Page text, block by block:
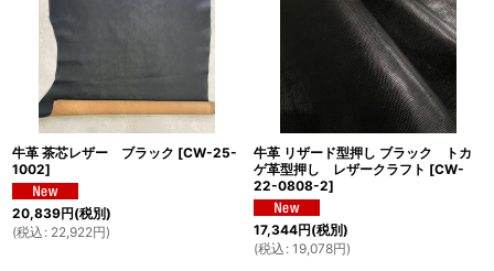
牛革 茶芯レザー ブラック [CW-25-
1002]
20,839円(税別)
(税込 : 22,922円)
牛革 リザード型押し ブラック トカ
ゲ革型押し レザークラフト [CW-
22-0808-2]
17,344円(税別)
(税込 : 19,078円)